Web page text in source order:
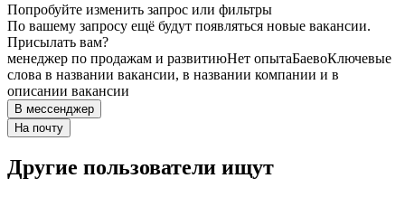
Попробуйте изменить запрос или фильтры
По вашему запросу ещё будут появляться новые вакансии.
Присылать вам?
менеджер по продажам и развитиюНет опытаБаевоКлючевые
слова в названии вакансии, в названии компании и в
описании вакансии
В мессенджер
На почту
Другие пользователи ищут